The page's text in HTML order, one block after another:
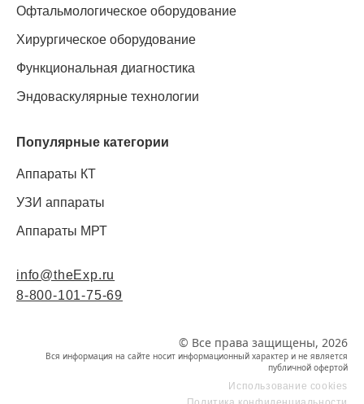
Офтальмологическое оборудование
Хирургическое оборудование
Функциональная диагностика
Эндоваскулярные технологии
Популярные категории
Аппараты КТ
УЗИ аппараты
Аппараты МРТ
info@theExp.ru
8-800-101-75-69
© Все права защищены, 2026
Вся информация на сайте носит информационный характер и не является
публичной офертой
Использование cookies